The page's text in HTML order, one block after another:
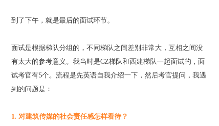
到了下午，就是最后的面试环节。
面试是根据梯队分组的，不同梯队之间差别非常大，互相之间没
有太大的参考意义。我当时是CZ梯队和西建梯队一起面试的，面
试考官有5个。流程是先英语自我介绍一下，然后考官提问，我遇
到的问题是：
1. 对建筑传媒的社会责任感怎样看待？